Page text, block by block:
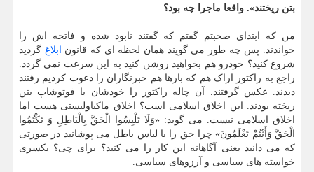
بتن ریختند». واقعا ماجرا چه بود؟
من که ابتدای صحبتم گفتم که گفتند نابود شده و فاتحه اش را
خواندند. پس چه طور می گویند همان لحظه ای که قانون ابلاغ گردید
شروع کنید؟ خودرو هم بخواهید روشن کنید به این سرعت نمی گردد.
راجع به راکتور اراک هم که بارها هم خبرنگاران را دعوت کردیم رفتند
دیدند. عکس گرفتند. آن چاله راکتور را خودشان با فوتوشاپ بتن
ریخته بودند. این اخلاق اسلامی است؟ اخلاق ماکیاولیستی هست اما
اخلاق اسلامی نیست. می گوید: «وَلَا تَلْبِسُوا الْحَقَّ بِالْبَاطِلِ وَ تَکْتُمُوا
الْحَقَّ وَأَنْتُمْ تَعْلَمُونَ» چرا حق را با لباس باطل می پوشانید در صورتی
که می دانید یعنی آگاهانه این کار را می کنید؟ برای چی؟ یکسری
خواسته های سیاسی و آرزوهای سیاسی.